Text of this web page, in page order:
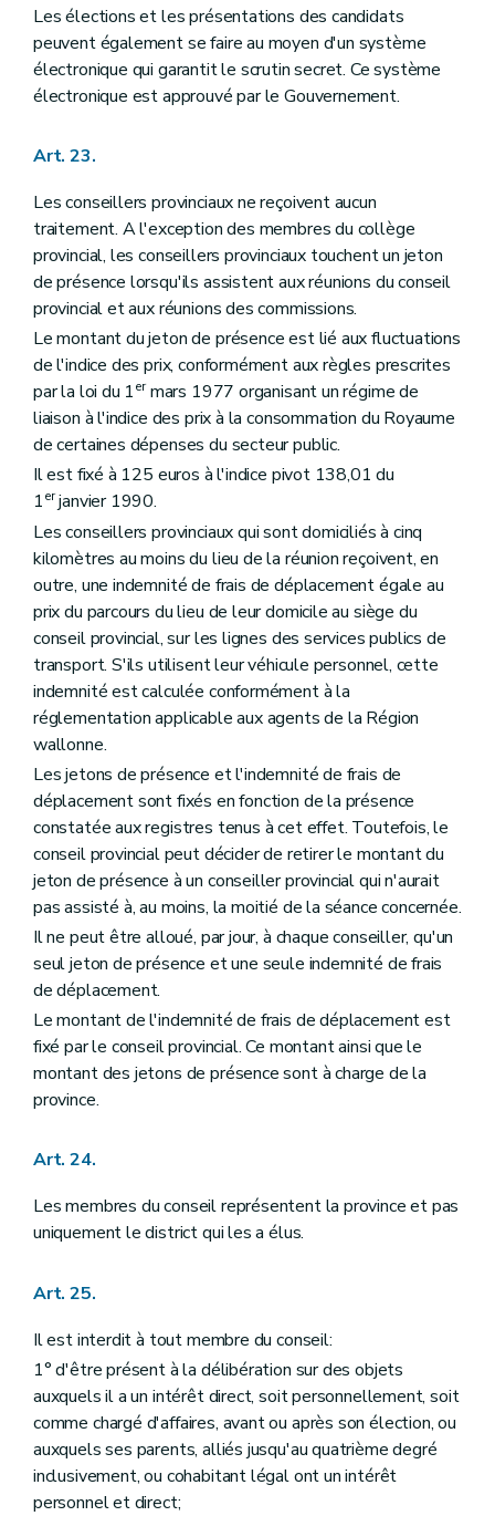
Les élections et les présentations des candidats
peuvent également se faire au moyen d'un système
électronique qui garantit le scrutin secret. Ce système
électronique est approuvé par le Gouvernement.
Art. 23.
Les conseillers provinciaux ne reçoivent aucun
traitement. A l'exception des membres du collège
provincial, les conseillers provinciaux touchent un jeton
de présence lorsqu'ils assistent aux réunions du conseil
provincial et aux réunions des commissions.
Le montant du jeton de présence est lié aux fluctuations
de l'indice des prix, conformément aux règles prescrites
par la loi du 1ermars 1977 organisant un régime de
liaison à l'indice des prix à la consommation du Royaume
de certaines dépenses du secteur public.
Il est fixé à 125 euros à l'indice pivot 138,01 du
1erjanvier 1990.
Les conseillers provinciaux qui sont domiciliés à cinq
kilomètres au moins du lieu de la réunion reçoivent, en
outre, une indemnité de frais de déplacement égale au
prix du parcours du lieu de leur domicile au siège du
conseil provincial, sur les lignes des services publics de
transport. S'ils utilisent leur véhicule personnel, cette
indemnité est calculée conformément à la
réglementation applicable aux agents de la Région
wallonne.
Les jetons de présence et l'indemnité de frais de
déplacement sont fixés en fonction de la présence
constatée aux registres tenus à cet effet. Toutefois, le
conseil provincial peut décider de retirer le montant du
jeton de présence à un conseiller provincial qui n'aurait
pas assisté à, au moins, la moitié de la séance concernée.
Il ne peut être alloué, par jour, à chaque conseiller, qu'un
seul jeton de présence et une seule indemnité de frais
de déplacement.
Le montant de l'indemnité de frais de déplacement est
fixé par le conseil provincial. Ce montant ainsi que le
montant des jetons de présence sont à charge de la
province.
Art. 24.
Les membres du conseil représentent la province et pas
uniquement le district qui les a élus.
Art. 25.
Il est interdit à tout membre du conseil:
1° d'être présent à la délibération sur des objets
auxquels il a un intérêt direct, soit personnellement, soit
comme chargé d'affaires, avant ou après son élection, ou
auxquels ses parents, alliés jusqu'au quatrième degré
inclusivement, ou cohabitant légal ont un intérêt
personnel et direct;